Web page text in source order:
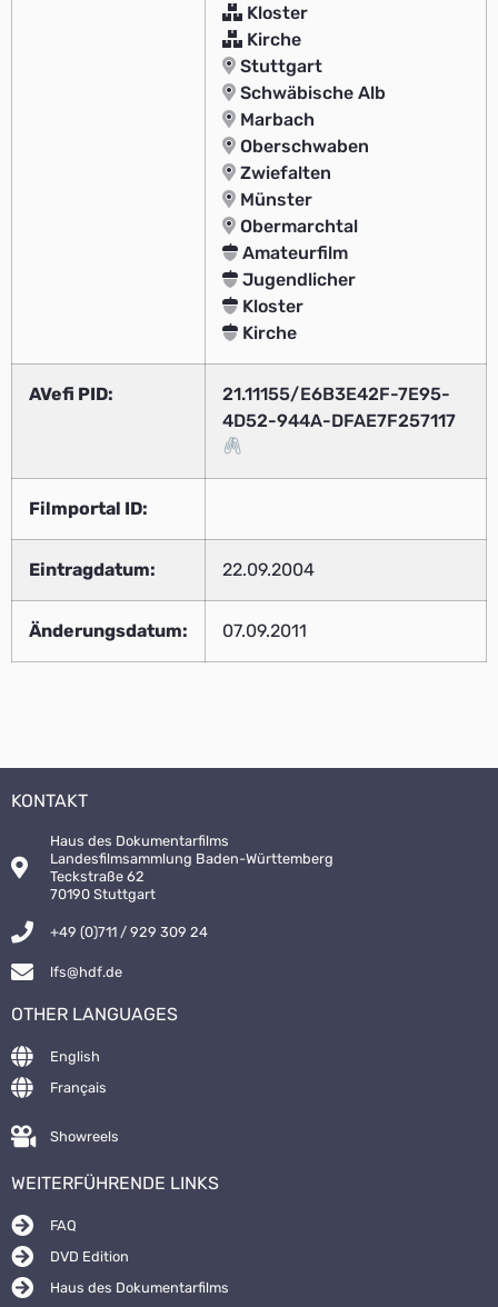
Kloster
Kirche
Stuttgart
Schwäbische Alb
Marbach
Oberschwaben
Zwiefalten
Münster
Obermarchtal
Amateurfilm
Jugendlicher
Kloster
Kirche
AVefi PID:
21.11155/E6B3E42F-7E95-
4D52-944A-DFAE7F257117
Filmportal ID:
Eintragdatum: 22.09.2004
Änderungsdatum: 07.09.2011
KONTAKT
Haus des Dokumentarfilms
Landesfilmsammlung Baden-Württemberg
Teckstraße 62
70190 Stuttgart
+49 (0)711 / 929 309 24
lfs@hdf.de
OTHER LANGUAGES
English
Français
Showreels
WEITERFÜHRENDE LINKS
FAQ
DVD Edition
Haus des Dokumentarfilms